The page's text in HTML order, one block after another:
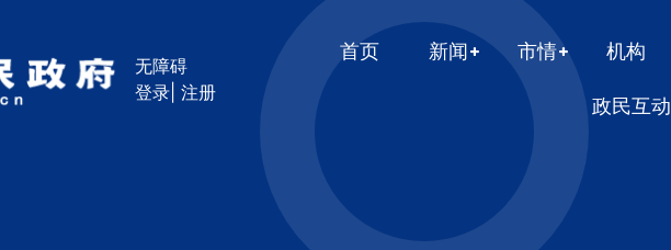
无障碍
登录 |注册
首页 新闻 市情 机构
政民互动